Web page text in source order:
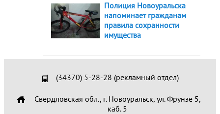
Полиция Новоуральска
напоминает гражданам
правила сохранности
имущества
(34370) 5-28-28 (рекламный отдел)
Свердловская обл., г. Новоуральск, ул. Фрунзе 5,
каб. 5